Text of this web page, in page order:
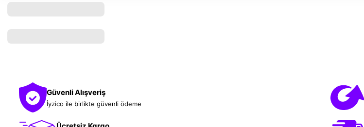
Güvenli Alışveriş
İyzico ile birlikte güvenli ödeme